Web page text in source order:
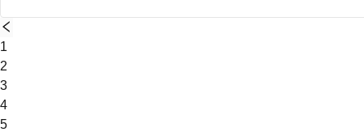
1
2
3
4
5